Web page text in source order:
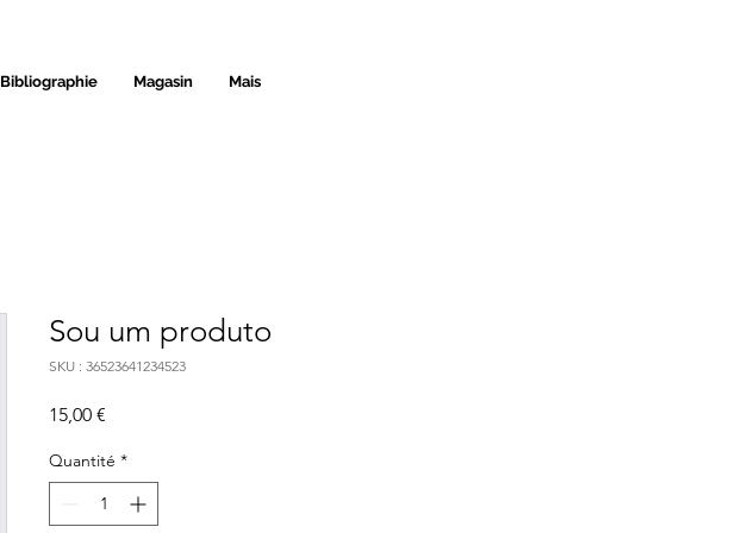
Bibliographie Magasin Mais
Sou um produto
SKU : 36523641234523
15,00 €
Quantité *